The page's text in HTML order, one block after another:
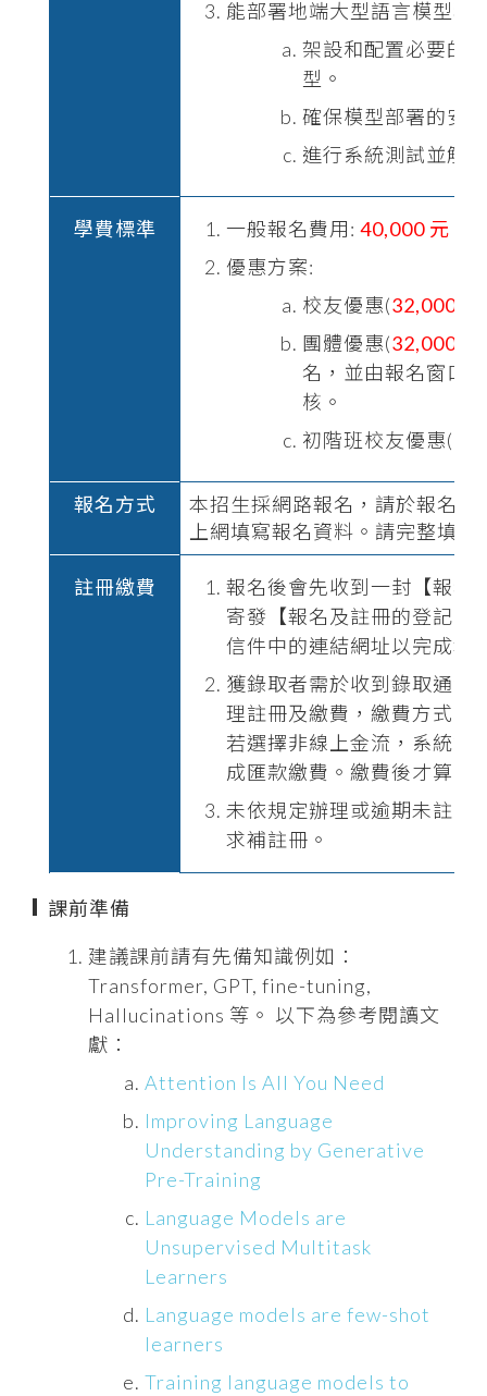
能部署地端大型語言模型程
架設和配置必要的
型。
確保模型部署的安
進行系統測試並解
學費標準 一般報名費用: 40,000 元
優惠方案:
校友優惠(32,000
團體優惠(32,000元
名，並由報名窗口
核。
初階班校友優惠(
報名方式
本招生採網路報名，請於報名截
上網填寫報名資料。請完整填
註冊繳費
報名後會先收到一封【報名
寄發【報名及註冊的登記已
信件中的連結網址以完成報
獲錄取者需於收到錄取通知
理註冊及繳費，繳費方式可
若選擇非線上金流，系統會
成匯款繳費。繳費後才算完
未依規定辦理或逾期未註冊
求補註冊。
課前準備
建議課前請有先備知識例如：
Transformer, GPT, fine-tuning,
Hallucinations 等。 以下為參考閱讀文
獻：
Attention Is All You Need
Improving Language
Understanding by Generative
Pre-Training
Language Models are
Unsupervised Multitask
Learners
Language models are few-shot
learners
Training language models to